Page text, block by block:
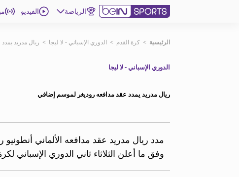
الرياضة الفيديو
اشترك
EN
MENA
إدارة التنبيهات
انضم إلى قائمة النشرة الإخبارية
beIN CONNECT
beIN MEDIA GROUP
الرئيسية > كرة القدم > الدوري الإسباني - لا ليجا > ريال مدريد
الدوري الإسباني - لا ليجا
ريال مدريد يمدد عقد مدافعه روديغر لموسم إضافي
وفق ما أعلن الثلاثاء ثاني الدوري الإسباني